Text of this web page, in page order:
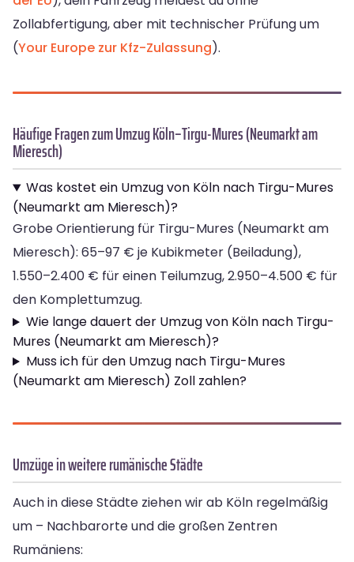
Zollabfertigung, aber mit technischer Prüfung um
(Your Europe zur Kfz-Zulassung).
Häufige Fragen zum Umzug Köln–Tirgu-Mures (Neumarkt am
Mieresch)
Was kostet ein Umzug von Köln nach Tirgu-Mures
(Neumarkt am Mieresch)?
Grobe Orientierung für Tirgu-Mures (Neumarkt am
Mieresch): 65–97 € je Kubikmeter (Beiladung),
1.550–2.400 € für einen Teilumzug, 2.950–4.500 € für
den Komplettumzug.
Wie lange dauert der Umzug von Köln nach Tirgu-
Mures (Neumarkt am Mieresch)?
Muss ich für den Umzug nach Tirgu-Mures
(Neumarkt am Mieresch) Zoll zahlen?
Umzüge in weitere rumänische Städte
Auch in diese Städte ziehen wir ab Köln regelmäßig
um – Nachbarorte und die großen Zentren
Rumäniens: